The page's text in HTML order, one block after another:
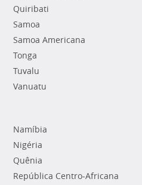
Quiribati
Samoa
Samoa Americana
Tonga
Tuvalu
Vanuatu
Namíbia
Nigéria
Quênia
República Centro-Africana